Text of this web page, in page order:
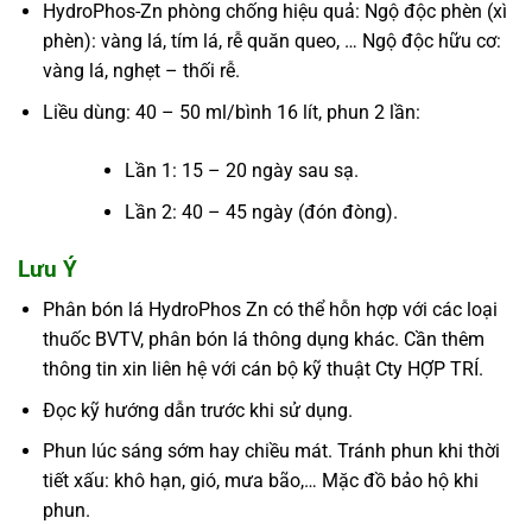
HydroPhos-Zn phòng chống hiệu quả: Ngộ độc phèn (xì
phèn): vàng lá, tím lá, rễ quăn queo, … Ngộ độc hữu cơ:
vàng lá, nghẹt – thối rễ.
Liều dùng: 40 – 50 ml/bình 16 lít, phun 2 lần:
Lần 1: 15 – 20 ngày sau sạ.
Lần 2: 40 – 45 ngày (đón đòng).
Lưu Ý
Phân bón lá HydroPhos Zn có thể hỗn hợp với các loại
thuốc BVTV, phân bón lá thông dụng khác. Cần thêm
thông tin xin liên hệ với cán bộ kỹ thuật Cty HỢP TRÍ.
Đọc kỹ hướng dẫn trước khi sử dụng.
Phun lúc sáng sớm hay chiều mát. Tránh phun khi thời
tiết xấu: khô hạn, gió, mưa bão,… Mặc đồ bảo hộ khi
phun.